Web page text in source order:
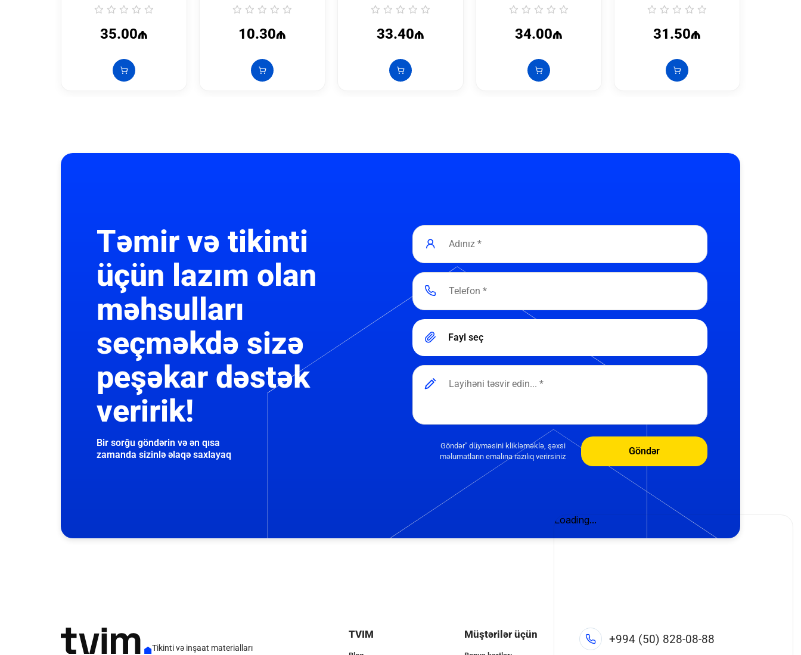
35.00₼ 10.30₼ 33.40₼ 34.00₼ 31.50₼
Təmir və tikinti
üçün lazım olan
məhsulları
seçməkdə sizə
peşəkar dəstək
veririk!
Bir sorğu göndərin və ən qısa
zamanda sizinlə əlaqə saxlayaq
Fayl seç
Göndər" düyməsini klikləməklə, şəxsi
məlumatların emalına razılıq verirsiniz
Göndər
Tikinti və inşaat materialları
TVIM Müştərilər üçün +994 (50) 828-08-88